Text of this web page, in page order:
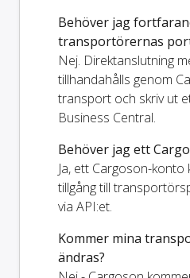
Behöver jag
transportörernas
Nej. Direktanslutning
tillhandahålls genom
transport och skriv ut
Business Central.
Behöver jag ett
Ja, ett Cargoson-
tillgång till
via API:et.
Kommer mina
ändras?